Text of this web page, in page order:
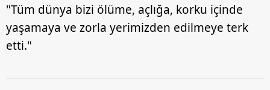
"Tüm dünya bizi ölüme, açlığa, korku içinde
yaşamaya ve zorla yerimizden edilmeye terk
etti."